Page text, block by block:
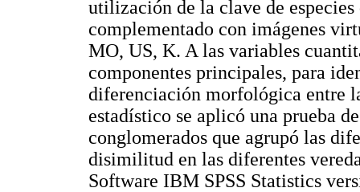
utilización de la clave de
complementado con imágenes
MO, US, K. A las variables
componentes principales, para
diferenciación morfológica entre
estadístico se aplicó una prueba
conglomerados que agrupó las
disimilitud en las diferentes
Software IBM SPSS Statistics